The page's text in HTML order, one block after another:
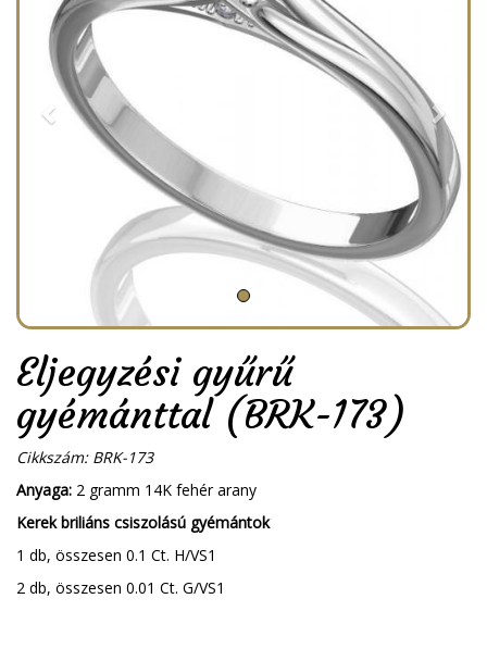
Eljegyzési gyűrű
gyémánttal (BRK-173)
Cikkszám: BRK-173
Anyaga: 2 gramm 14K fehér arany
Kerek briliáns csiszolású gyémántok
1 db, összesen 0.1 Ct. H/VS1
2 db, összesen 0.01 Ct. G/VS1